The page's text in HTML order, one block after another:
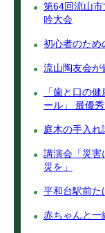
第64回流山
吟大会
初心者のため
流山陶友会が
「歯と口の
ール」 最優
庭木の手入れ
講演会「災
災を」
平和台駅前た
赤ちゃんと一